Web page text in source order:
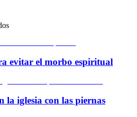
evitar el morbo espiritual
la iglesia con las piernas